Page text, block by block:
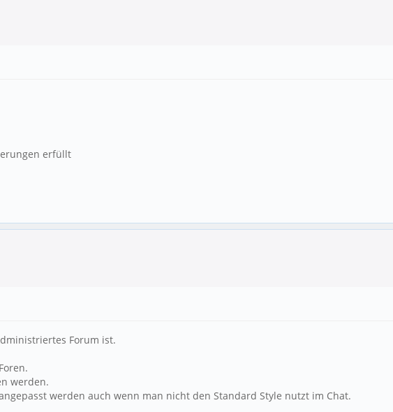
erfüllt
Forum ist.
werden.
werden auch wenn man nicht den Standard Style nutzt im Chat.